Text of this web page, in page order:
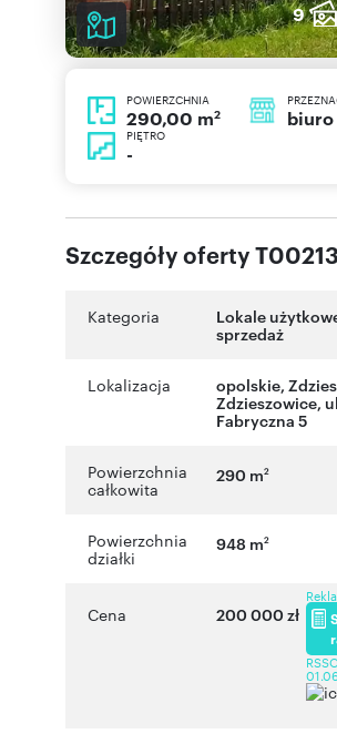
9
POWIERZCHNIA
290,00 m2 biuro
PIĘTRO
-
Szczegóły oferty T00213
Kategoria
Lokale
sprzedaż
Lokalizacja opolskie,
Zdzieszowice,
Fabryczna 5
Powierzchnia
całkowita
290 m2
Powierzchnia
działki
948 m2
Cena 200 000 zł